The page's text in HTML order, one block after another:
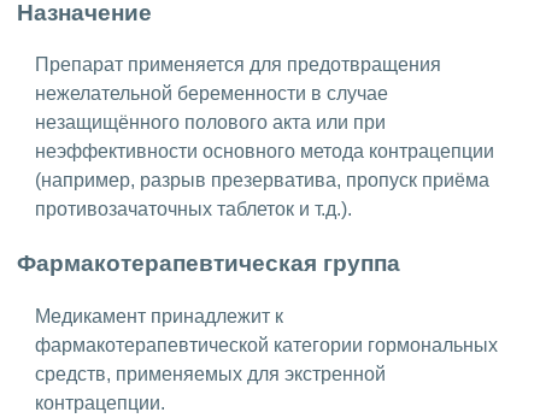
Назначение
Препарат применяется для предотвращения
нежелательной беременности в случае
незащищённого полового акта или при
неэффективности основного метода контрацепции
(например, разрыв презерватива, пропуск приёма
противозачаточных таблеток и т.д.).
Фармакотерапевтическая группа
Медикамент принадлежит к
фармакотерапевтической категории гормональных
средств, применяемых для экстренной
контрацепции.